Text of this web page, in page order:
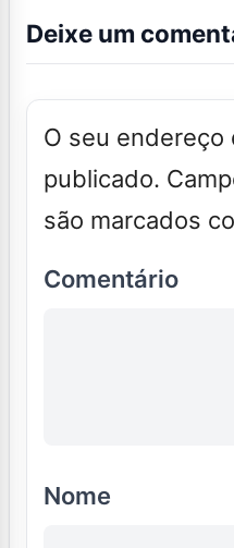
Deixe um
O seu endereço
publicado.
são marcados
Comentário
Nome